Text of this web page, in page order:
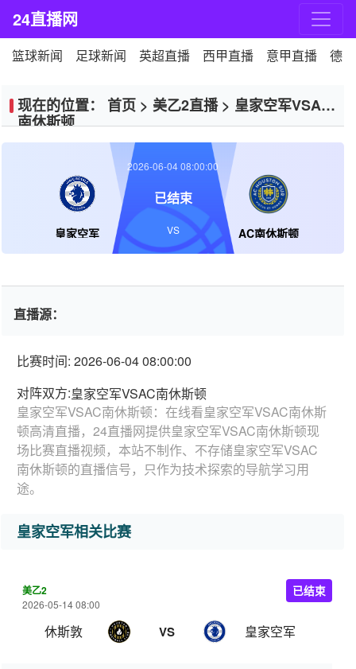
24直播网
篮球新闻 足球新闻 英超直播 西甲直播 意甲直播 德
现在的位置： 首页 > 美乙2直播> 皇家空军VSAC
南休斯顿
皇家空军 AC南休斯顿
2026-06-04 08:00:00
已结束
VS
直播源：
比赛时间: 2026-06-04 08:00:00
对阵双方:皇家空军VSAC南休斯顿
皇家空军VSAC南休斯顿：在线看皇家空军VSAC南休斯
顿高清直播，24直播网提供皇家空军VSAC南休斯顿现
场比赛直播视频，本站不制作、不存储皇家空军VSAC
南休斯顿的直播信号，只作为技术探索的导航学习用
途。
皇家空军相关比赛
美乙2
2026-05-14 08:00
休斯敦 VS 皇家空军
已结束